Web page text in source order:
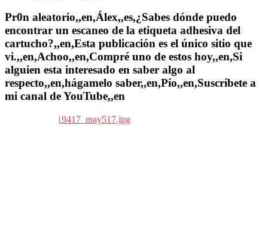
Pr0n aleatorio,,en,Álex,,es,¿Sabes dónde puedo
encontrar un escaneo de la etiqueta adhesiva del
cartucho?,,en,Esta publicación es el único sitio que
vi.,,en,Achoo,,en,Compré uno de estos hoy,,en,Si
alguien esta interesado en saber algo al
respecto,,en,hágamelo saber,,en,Pío,,en,Suscríbete a
mi canal de YouTube,,en